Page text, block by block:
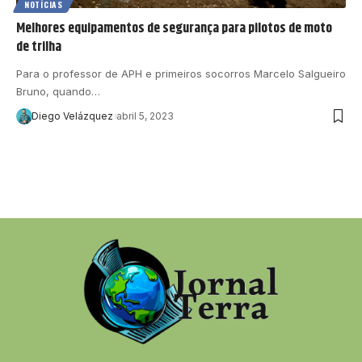
NOTÍCIAS
Melhores equipamentos de segurança para pilotos de moto
de trilha
Para o professor de APH e primeiros socorros Marcelo Salgueiro
Bruno, quando…
Diego Velázquez abril 5, 2023